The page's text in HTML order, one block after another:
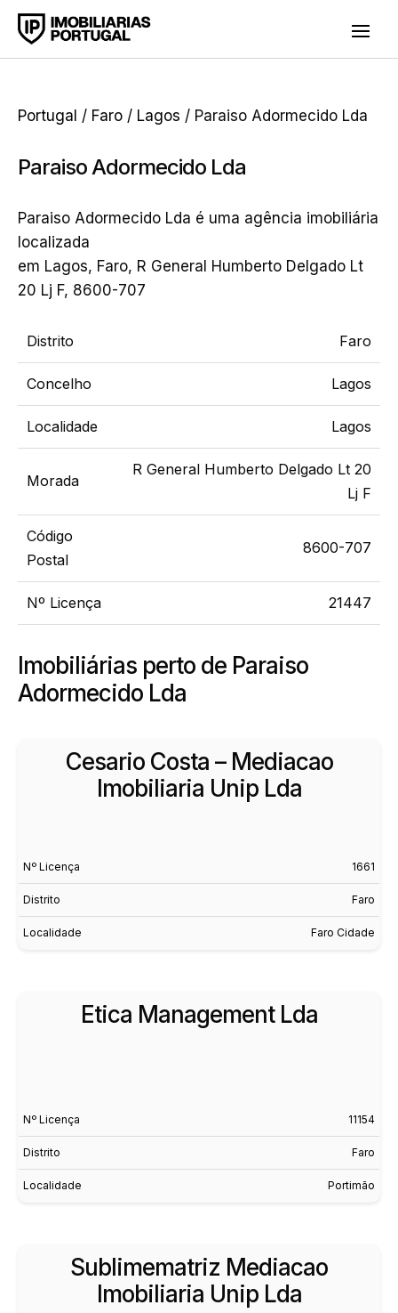
Portugal / Faro / Lagos / Paraiso Adormecido Lda
Paraiso Adormecido Lda
Paraiso Adormecido Lda é uma agência imobiliária
localizada
em Lagos, Faro, R General Humberto Delgado Lt
20 Lj F, 8600-707
Distrito Faro
Concelho Lagos
Localidade Lagos
Morada
R General Humberto Delgado Lt 20
Lj F
Código
Postal
8600-707
Nº Licença 21447
Imobiliárias perto de Paraiso
Adormecido Lda
Cesario Costa – Mediacao
Imobiliaria Unip Lda
Nº Licença 1661
Distrito Faro
Localidade Faro Cidade
Etica Management Lda
Nº Licença 11154
Distrito Faro
Localidade Portimão
Sublimematriz Mediacao
Imobiliaria Unip Lda